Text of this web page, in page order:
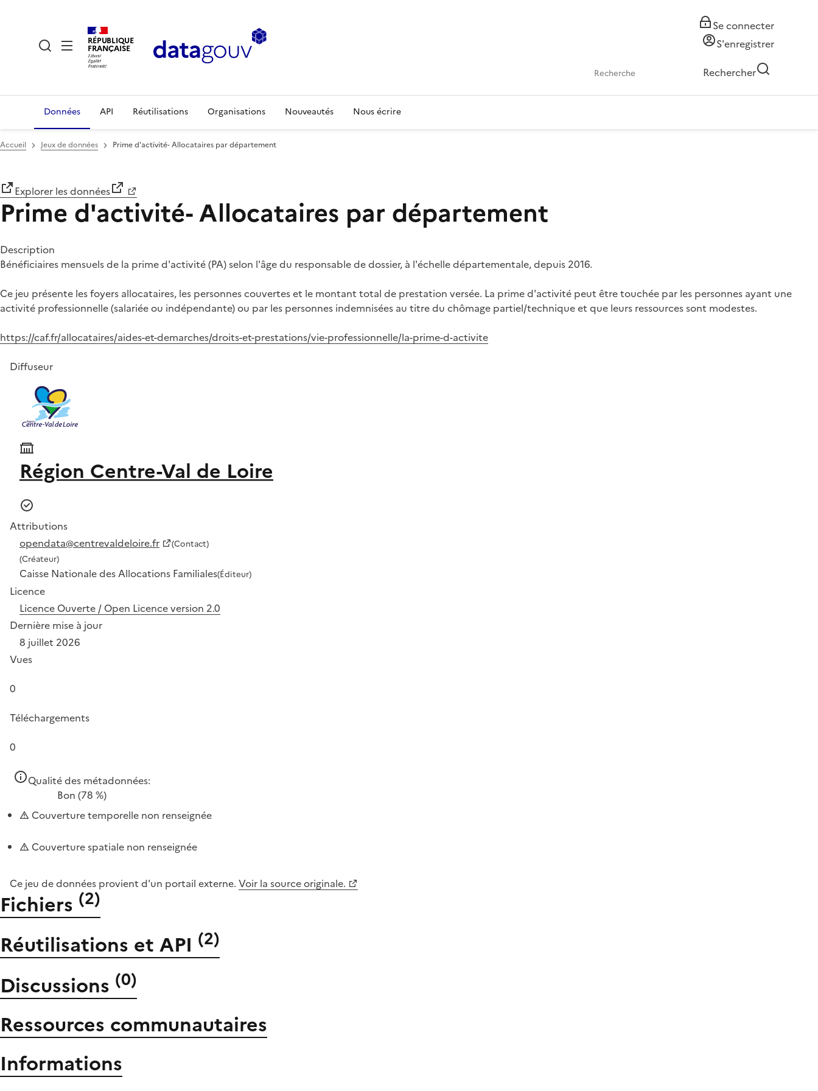
RÉPUBLIQUE
FRANÇAISE
Se connecter
S'enregistrer
Rechercher
Données API Réutilisations Organisations Nouveautés Nous écrire
Accueil Jeux de données Prime d'activité- Allocataires par département
Explorer les données
Prime d'activité- Allocataires par département
Description
Bénéficiaires mensuels de la prime d'activité (PA) selon l'âge du responsable de dossier, à l'échelle départementale, depuis 2016.
Ce jeu présente les foyers allocataires, les personnes couvertes et le montant total de prestation versée. La prime d'activité peut être touchée par les personnes ayant une
activité professionnelle (salariée ou indépendante) ou par les personnes indemnisées au titre du chômage partiel/technique et que leurs ressources sont modestes.
https://caf.fr/allocataires/aides-et-demarches/droits-et-prestations/vie-professionnelle/la-prime-d-activite
Diffuseur
Région Centre-Val de Loire
Attributions
opendata@centrevaldeloire.fr
(Contact)
(Créateur)
Caisse Nationale des Allocations Familiales(Éditeur)
Licence
Licence Ouverte / Open Licence version 2.0
Dernière mise à jour
8 juillet 2026
Vues
0
Téléchargements
0
Qualité des métadonnées:
Bon (78 %)
Couverture temporelle non renseignée
Couverture spatiale non renseignée
Ce jeu de données provient d'un portail externe. Voir la source originale.
Fichiers (2)
Réutilisations et API (2)
Discussions (0)
Ressources communautaires
Informations